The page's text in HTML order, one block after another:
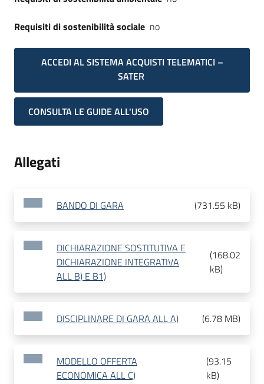
Requisiti di sostenibilità sociale no
ACCEDI AL SISTEMA ACQUISTI TELEMATICI –
SATER
CONSULTA LE GUIDE ALL'USO
Allegati
BANDO DI GARA (731.55 kB)
DICHIARAZIONE SOSTITUTIVA E
DICHIARAZIONE INTEGRATIVA
ALL B) E B1)
(168.02
kB)
DISCIPLINARE DI GARA ALL A) (6.78 MB)
MODELLO OFFERTA
ECONOMICA ALL C)
(93.15
kB)